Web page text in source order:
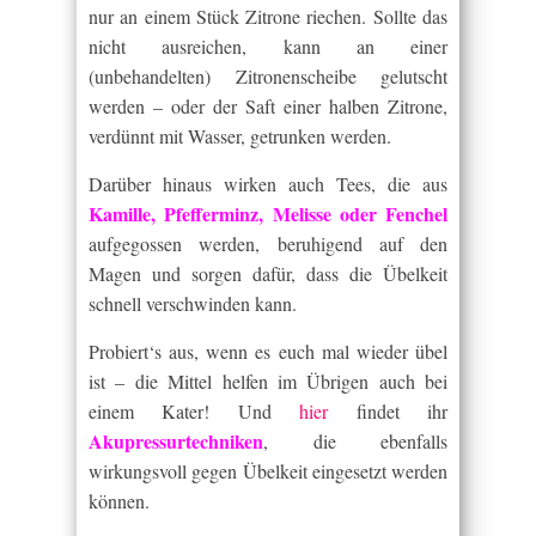
nur an einem Stück Zitrone riechen. Sollte das
nicht ausreichen, kann an einer
(unbehandelten) Zitronenscheibe gelutscht
werden – oder der Saft einer halben Zitrone,
verdünnt mit Wasser, getrunken werden.
Darüber hinaus wirken auch Tees, die aus
Kamille, Pfefferminz, Melisse oder Fenchel
aufgegossen werden, beruhigend auf den
Magen und sorgen dafür, dass die Übelkeit
schnell verschwinden kann.
Probiert‘s aus, wenn es euch mal wieder übel
ist – die Mittel helfen im Übrigen auch bei
einem Kater! Undhierfindet ihr
Akupressurtechniken, die ebenfalls
wirkungsvoll gegen Übelkeit eingesetzt werden
können.